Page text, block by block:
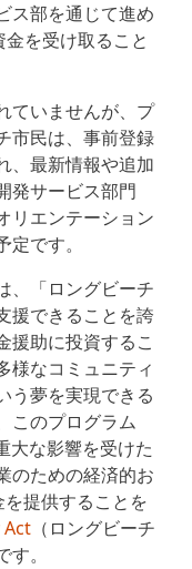
ス部を通じて進め
を受け取ること
ていませんが、プ
市民は、事前登録
、最新情報や追加
発サービス部門
リエンテーション
です。
、「ロングビーチ
援できることを誇
援助に投資するこ
様なコミュニティ
う夢を実現できる
このプログラム
大な影響を受けた
のための経済的お
提供することを
Act （ロングビーチ
。